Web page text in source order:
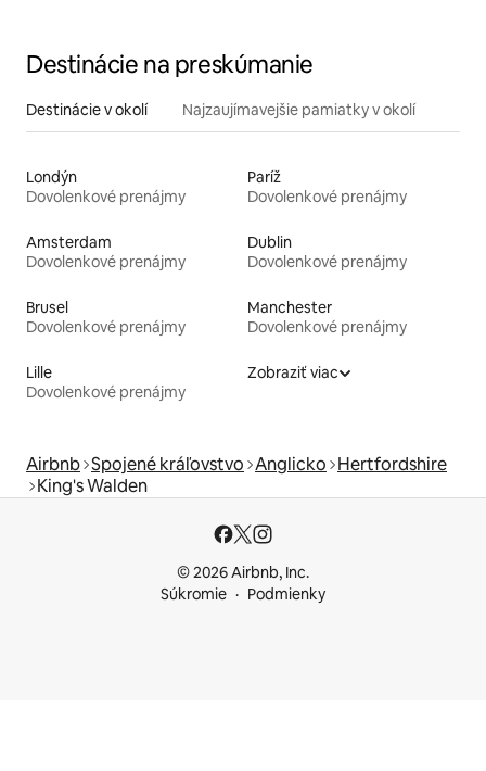
Destinácie na preskúmanie
Destinácie v okolí Najzaujímavejšie pamiatky v okolí
Londýn
Dovolenkové prenájmy
Paríž
Dovolenkové prenájmy
Amsterdam
Dovolenkové prenájmy
Dublin
Dovolenkové prenájmy
Brusel
Dovolenkové prenájmy
Manchester
Dovolenkové prenájmy
Lille
Dovolenkové prenájmy
Zobraziť viac
Airbnb Spojené kráľovstvo Anglicko Hertfordshire
King's Walden
© 2026 Airbnb, Inc.
Súkromie
Podmienky